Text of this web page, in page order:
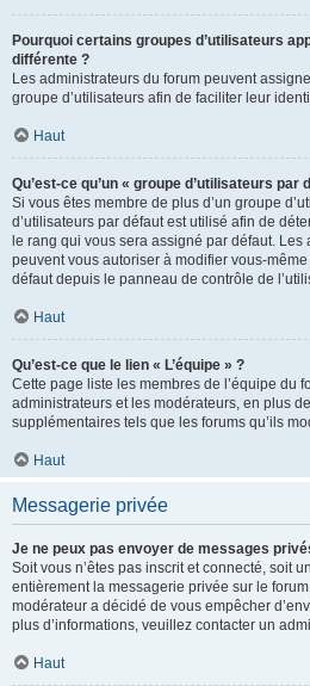
Pourquoi certains groupes d’utilisateurs
différente ?
Les administrateurs du forum peuvent
groupe d’utilisateurs afin de faciliter leur
Haut
Qu’est-ce qu’un « groupe d’utilisateurs par
Si vous êtes membre de plus d’un groupe
d’utilisateurs par défaut est utilisé afin de
le rang qui vous sera assigné par défaut. Les
peuvent vous autoriser à modifier vous-
défaut depuis le panneau de contrôle de
Haut
Qu’est-ce que le lien « L’équipe » ?
Cette page liste les membres de l’équipe du
administrateurs et les modérateurs, en plus
supplémentaires tels que les forums qu’ils
Haut
Messagerie privée
Je ne peux pas envoyer de messages
Soit vous n’êtes pas inscrit et connecté, soit
entièrement la messagerie privée sur le
modérateur a décidé de vous empêcher
plus d’informations, veuillez contacter un
Haut